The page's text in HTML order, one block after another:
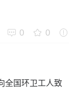
0 0
全国环卫工人致